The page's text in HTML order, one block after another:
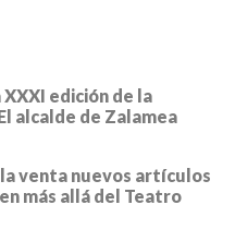
edición de la
alcalde de Zalamea
venta nuevos artículos
más allá del Teatro